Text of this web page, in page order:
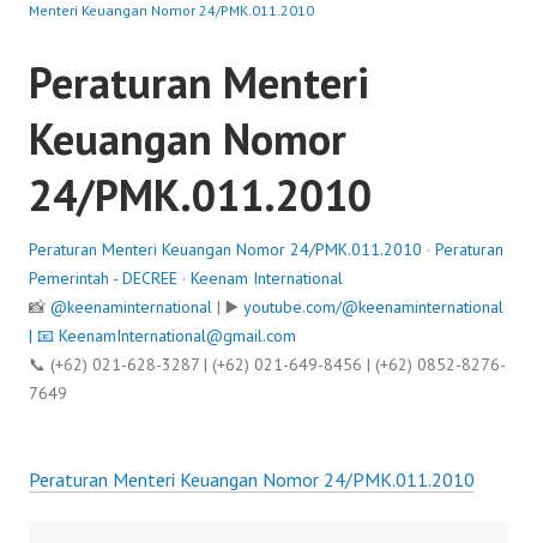
Menteri Keuangan Nomor 24/PMK.011.2010
Peraturan Menteri
Keuangan Nomor
24/PMK.011.2010
Peraturan Menteri Keuangan Nomor 24/PMK.011.2010 · Peraturan
Pemerintah - DECREE · Keenam International
📸 @keenaminternational | ▶️ youtube.com/@keenaminternational
| 📧 KeenamInternational@gmail.com
📞 (+62) 021-628-3287 | (+62) 021-649-8456 | (+62) 0852-8276-
7649
Peraturan Menteri Keuangan Nomor 24/PMK.011.2010